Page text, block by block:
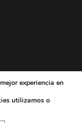
experiencia en
utilizamos o